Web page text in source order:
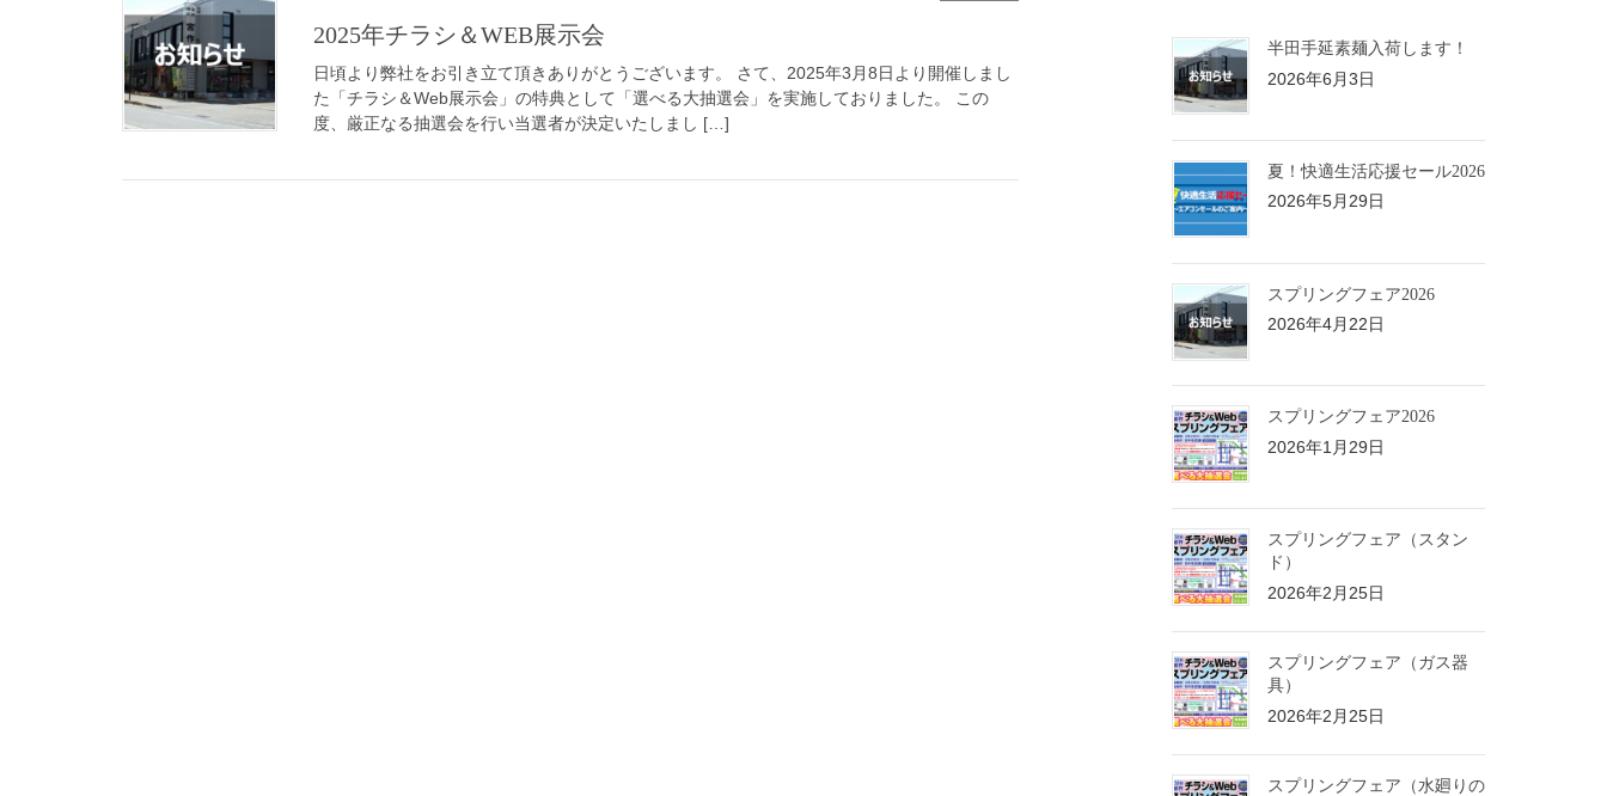
2025年チラシ＆WEB展示会
日頃より弊社をお引き立て頂きありがとうございます。 さて、2025年3月8日より開催しまし
た「チラシ＆Web展示会」の特典として「選べる大抽選会」を実施しておりました。 この
度、厳正なる抽選会を行い当選者が決定いたしまし […]
半田手延素麺入荷します！
2026年6月3日
夏！快適生活応援セール2026
2026年5月29日
スプリングフェア2026
2026年4月22日
スプリングフェア2026
2026年1月29日
スプリングフェア（スタン
ド）
2026年2月25日
スプリングフェア（ガス器
具）
2026年2月25日
スプリングフェア（水廻りの